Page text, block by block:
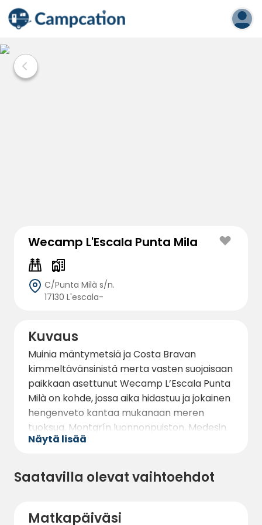
Wecamp L'Escala Punta Mila
C/Punta Milà s/n.
17130 L'escala-
Kuvaus
Muinia mäntymetsiä ja Costa Bravan
kimmeltävänsinistä merta vasten suojaisaan
paikkaan asettunut Wecamp L’Escala Punta
Milà on kohde, jossa aika hidastuu ja jokainen
hengenveto kantaa mukanaan meren
tuoksua. Montgrín luonnonpuiston, Medesin
saarten ja Baix Terin suojellun maisema-
leirintää kaikkein puhtaimmassa
muodossaan – luonto ympäröi sinua joka
huolehdittuina ja säihkyvä Välimeri odottaa
Näytä lisää
Saatavilla olevat vaihtoehdot
Matkapäiväsi